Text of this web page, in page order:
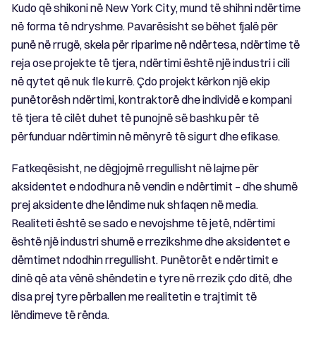
Kudo që shikoni në New York City, mund të shihni ndërtime
në forma të ndryshme. Pavarësisht se bëhet fjalë për
punë në rrugë, skela për riparime në ndërtesa, ndërtime të
reja ose projekte të tjera, ndërtimi është një industri i cili
në qytet që nuk fle kurrë. Çdo projekt kërkon një ekip
punëtorësh ndërtimi, kontraktorë dhe individë e kompani
të tjera të cilët duhet të punojnë së bashku për të
përfunduar ndërtimin në mënyrë të sigurt dhe efikase.
Fatkeqësisht, ne dëgjojmë rregullisht në lajme për
aksidentet e ndodhura në vendin e ndërtimit – dhe shumë
prej aksidente dhe lëndime nuk shfaqen në media.
Realiteti është se sado e nevojshme të jetë, ndërtimi
është një industri shumë e rrezikshme dhe aksidentet e
dëmtimet ndodhin rregullisht. Punëtorët e ndërtimit e
dinë që ata vënë shëndetin e tyre në rrezik çdo ditë, dhe
disa prej tyre përballen me realitetin e trajtimit të
lëndimeve të rënda.